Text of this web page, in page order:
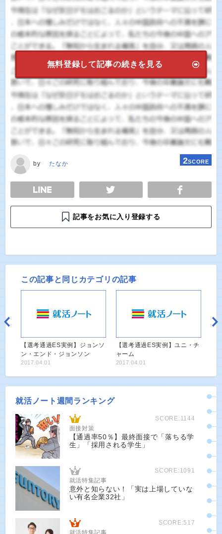
無料登録して記事の続きを見る
by たなか 2SCORE
TWEET
記事をお気に入り登録する
この記事と同じカテゴリの記事
【選考通過ES実例】ジョンソ
ン・エンド・ジョンソン
2017.04.01
【選考通過ES実例】ユニ・チ
ャーム
2017.04.01
就活ノート週間ランキング
SCORE:1144
面接対策
【通過率50％】最終面接で「落ちる学
生」「採用される学生」
SCORE:1091
就活特集記事
意外と知らない！「実は上場していな
い有名企業32社」
SCORE:517